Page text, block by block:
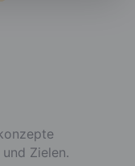
Zielen.